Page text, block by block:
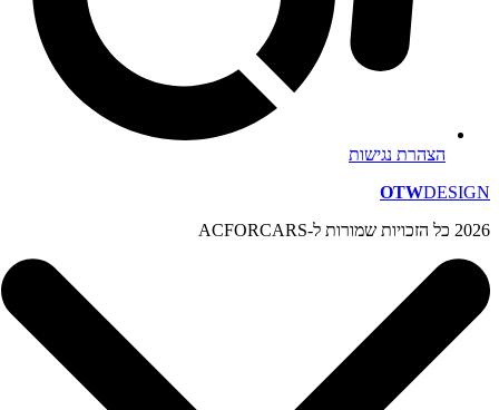
הצהרת נגישות
OTWDESIGN
2026 כל הזכויות שמורות ל-ACFORCARS